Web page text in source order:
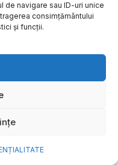
navigare sau ID-uri unice
consimțământului
și funcții.
un program